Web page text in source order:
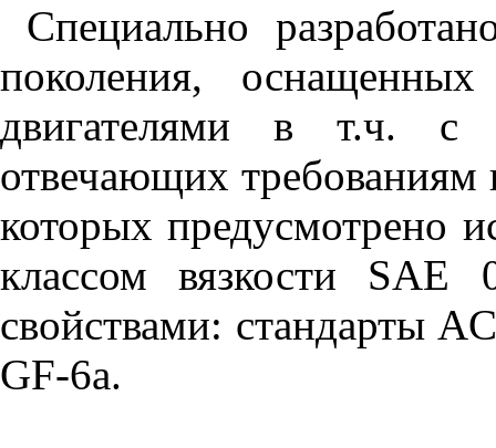
Специально
поколения,
двигателями в т.ч. с
отвечающих
которых предусмотрено
классом вязкости SAE
свойствами: стандарты
GF-6a.